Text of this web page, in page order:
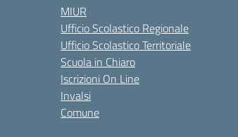
MIUR
Ufficio Scolastico Regionale
Ufficio Scolastico Territoriale
Scuola in Chiaro
Iscrizioni On Line
Invalsi
Comune